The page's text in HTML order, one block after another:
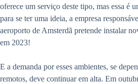
oferece um serviço deste tipo, mas essa é
para se ter uma ideia, a empresa
aeroporto de Amsterdã pretende instalar
em 2023!
E a demanda por esses ambientes, se
remotos, deve continuar em alta. Em